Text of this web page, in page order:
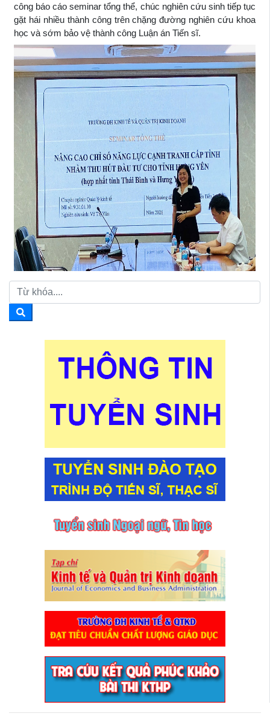
công báo cáo seminar tổng thể, chúc nghiên cứu sinh tiếp tục
gặt hái nhiều thành công trên chặng đường nghiên cứu khoa
học và sớm bảo vệ thành công Luận án Tiến sĩ.